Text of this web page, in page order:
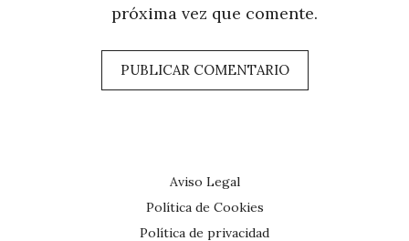
próxima vez que comente.
Aviso Legal
Política de Cookies
Política de privacidad